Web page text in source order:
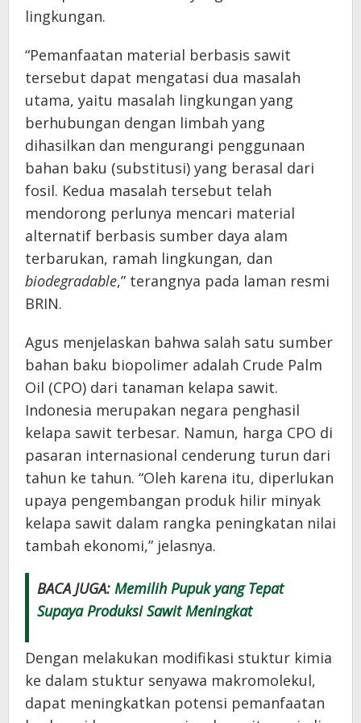
lingkungan.
“Pemanfaatan material berbasis sawit
tersebut dapat mengatasi dua masalah
utama, yaitu masalah lingkungan yang
berhubungan dengan limbah yang
dihasilkan dan mengurangi penggunaan
bahan baku (substitusi) yang berasal dari
fosil. Kedua masalah tersebut telah
mendorong perlunya mencari material
alternatif berbasis sumber daya alam
terbarukan, ramah lingkungan, dan
biodegradable,” terangnya pada laman resmi
BRIN.
Agus menjelaskan bahwa salah satu sumber
bahan baku biopolimer adalah Crude Palm
Oil (CPO) dari tanaman kelapa sawit.
Indonesia merupakan negara penghasil
kelapa sawit terbesar. Namun, harga CPO di
pasaran internasional cenderung turun dari
tahun ke tahun. “Oleh karena itu, diperlukan
upaya pengembangan produk hilir minyak
kelapa sawit dalam rangka peningkatan nilai
tambah ekonomi,” jelasnya.
BACA JUGA: Memilih Pupuk yang Tepat
Supaya Produksi Sawit Meningkat
Dengan melakukan modifikasi stuktur kimia
ke dalam stuktur senyawa makromolekul,
dapat meningkatkan potensi pemanfaatan